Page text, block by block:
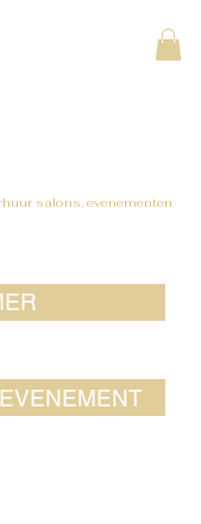
salons, evenementen